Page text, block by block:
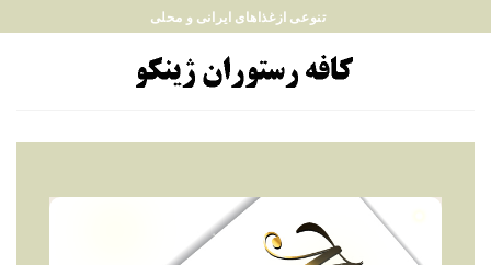
to
تنوعی ازغذاهای ایرانی و محلی